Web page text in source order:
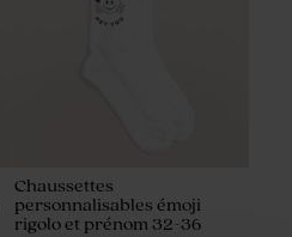
Chaussettes
personnalisables émoji
rigolo et prénom 32-36